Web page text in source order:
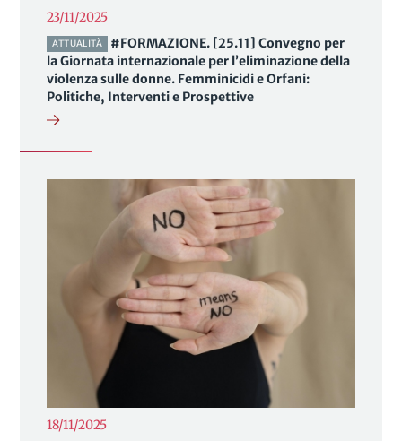
23/11/2025
ATTUALITÀ
#FORMAZIONE. [25.11] Convegno per
la Giornata internazionale per l’eliminazione della
violenza sulle donne. Femminicidi e Orfani:
Politiche, Interventi e Prospettive
18/11/2025